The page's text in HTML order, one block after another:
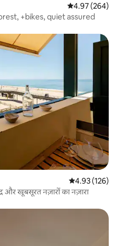
औसत रेटिंग 5 में से
4.97 (264)
+bikes, quiet assured
औसत रेटिंग 5 में से
4.93 (126)
खूबसूरत नज़ारों का नज़ारा